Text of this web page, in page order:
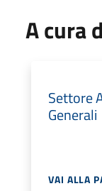
A cura
Settore
Generali
VAI ALLA